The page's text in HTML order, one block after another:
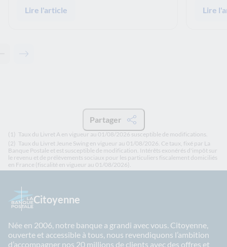
Lire l'article Lire
Contenu précédent - Articles associés
Contenu suivant - Articles associés
Partager
(1) Taux du Livret A en vigueur au 01/08/2026 susceptible de modifications.
(2) Taux du Livret Jeune Swing en vigueur au 01/08/2026. Ce taux, fixé par La
Banque Postale et est susceptible de modification. Intérêts exonérés d'impôt sur
le revenu et de prélèvements sociaux pour les particuliers fiscalement domiciliés
en France (fiscalité en vigueur au 01/08/2026).
Citoyenne
Née en 2006, notre banque a grandi avec vous. Citoyenne,
ouverte et accessible à tous, nous revendiquons l’ambition
d’accompagner nos 20 millions de clients avec des offres et